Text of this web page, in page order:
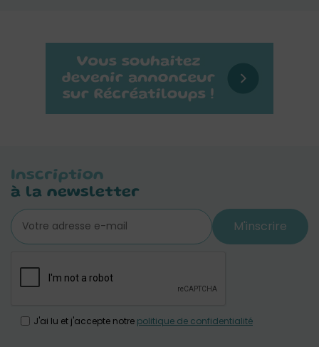
Inscription
à la newsletter
M'inscrire
J'ai lu et j'accepte notre politique de confidentialité